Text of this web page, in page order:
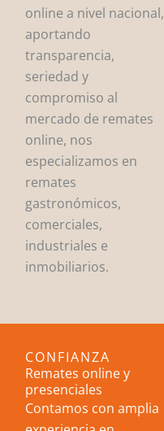
online a nivel nacional,
aportando
transparencia,
seriedad y
compromiso al
mercado de remates
online, nos
especializamos en
remates
gastronómicos,
comerciales,
industriales e
inmobiliarios.
CONFIANZA
Remates online y
presenciales
Contamos con amplia